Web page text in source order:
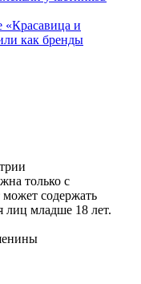
«Красавица и
как бренды
только с
содержать
младше 18 лет.